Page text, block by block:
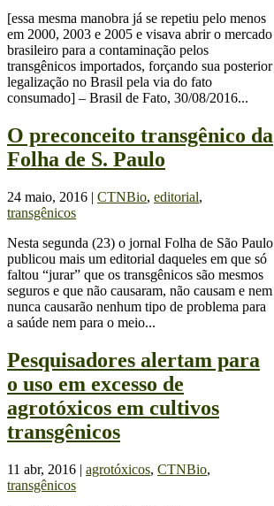
[essa mesma manobra já se repetiu pelo menos
em 2000, 2003 e 2005 e visava abrir o mercado
brasileiro para a contaminação pelos
transgênicos importados, forçando sua posterior
legalização no Brasil pela via do fato
consumado] – Brasil de Fato, 30/08/2016...
O preconceito transgênico da
Folha de S. Paulo
24 maio, 2016 | CTNBio, editorial,
transgênicos
Nesta segunda (23) o jornal Folha de São Paulo
publicou mais um editorial daqueles em que só
faltou “jurar” que os transgênicos são mesmos
seguros e que não causaram, não causam e nem
nunca causarão nenhum tipo de problema para
a saúde nem para o meio...
Pesquisadores alertam para
o uso em excesso de
agrotóxicos em cultivos
transgênicos
11 abr, 2016 | agrotóxicos, CTNBio,
transgênicos